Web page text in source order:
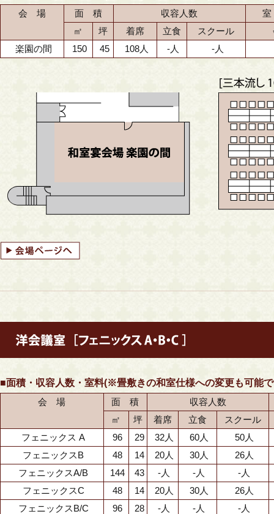
会 場
面 積 収容人数
㎡
坪 着席 立食 スクール
楽園の間
150 45 108人 -人 -人
■面積・収容人数・室料(※畳敷きの和室仕様への変更も可能
会 場
面 積
収容人数
㎡
坪 着席 立食
スクール
フェニックス A
96 29 32人 60人
50人
フェニックスB
48 14 20人 30人
26人
フェニックスA/B
144 43 -人 -人
-人
フェニックスC
48 14 20人 30人
26人
フェニックスB/C
96 28 -人 -人
-人